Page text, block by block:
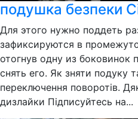
подушка безпеки
Для этого нужно поддеть
зафиксируются в
отогнув одну из боковинок
снять его. Як зняти подуку
переключення поворотів.
дизлайки Підписуйтесь на...